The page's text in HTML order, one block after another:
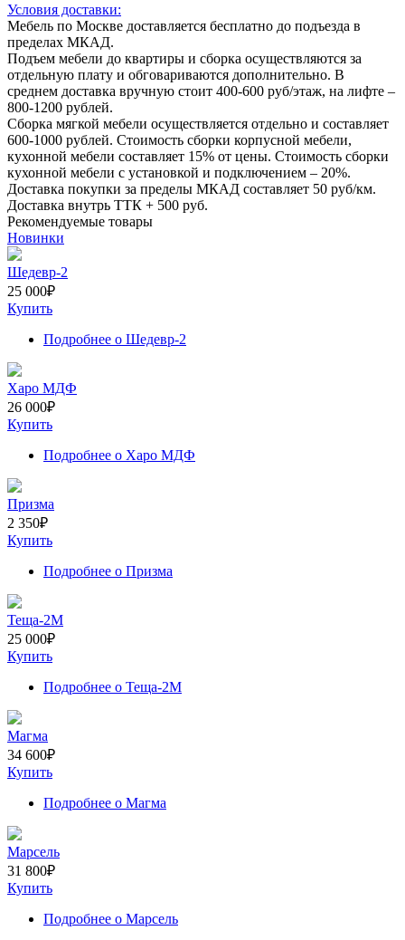
Условия доставки:
Мебель по Москве доставляется бесплатно до подъезда в
пределах МКАД.
Подъем мебели до квартиры и сборка осуществляются за
отдельную плату и обговариваются дополнительно. В
среднем доставка вручную стоит 400-600 руб/этаж, на лифте –
800-1200 рублей.
Сборка мягкой мебели осуществляется отдельно и составляет
600-1000 рублей. Стоимость сборки корпусной мебели,
кухонной мебели составляет 15% от цены. Стоимость сборки
кухонной мебели с установкой и подключением – 20%.
Доставка покупки за пределы МКАД составляет 50 руб/км.
Доставка внутрь ТТК + 500 руб.
Рекомендуемые товары
Новинки
Шедевр-2
25 000₽
Купить
Подробнее о Шедевр-2
Харо МДФ
26 000₽
Купить
Подробнее о Харо МДФ
Призма
2 350₽
Купить
Подробнее о Призма
Теща-2М
25 000₽
Купить
Подробнее о Теща-2М
Магма
34 600₽
Купить
Подробнее о Магма
Марсель
31 800₽
Купить
Подробнее о Марсель